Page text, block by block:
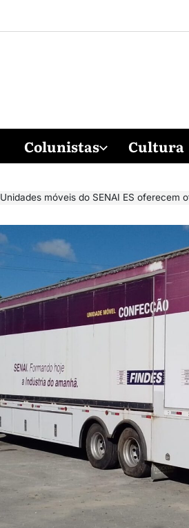
Colunistas Cultura
Unidades móveis do SENAI ES oferecem